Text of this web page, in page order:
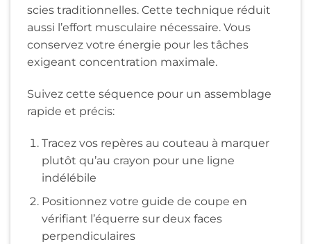
scies traditionnelles. Cette technique réduit
aussi l’effort musculaire nécessaire. Vous
conservez votre énergie pour les tâches
exigeant concentration maximale.
Suivez cette séquence pour un assemblage
rapide et précis:
Tracez vos repères au couteau à marquer
plutôt qu’au crayon pour une ligne
indélébile
Positionnez votre guide de coupe en
vérifiant l’équerre sur deux faces
perpendiculaires